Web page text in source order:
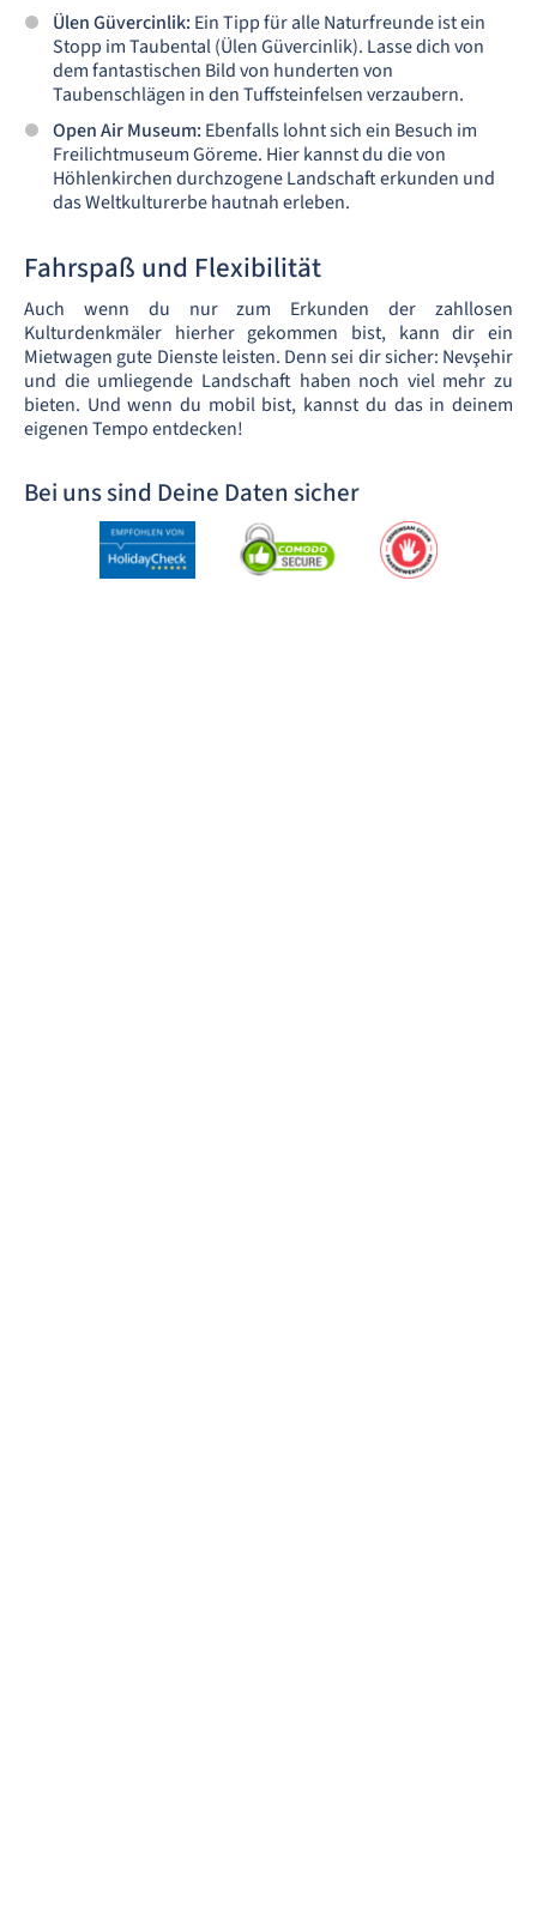
Ülen Güvercinlik: Ein Tipp für alle Naturfreunde ist ein
Stopp im Taubental (Ülen Güvercinlik). Lasse dich von
dem fantastischen Bild von hunderten von
Taubenschlägen in den Tuffsteinfelsen verzaubern.
Open Air Museum: Ebenfalls lohnt sich ein Besuch im
Freilichtmuseum Göreme. Hier kannst du die von
Höhlenkirchen durchzogene Landschaft erkunden und
das Weltkulturerbe hautnah erleben.
Fahrspaß und Flexibilität
Auch wenn du nur zum Erkunden der zahllosen
Kulturdenkmäler hierher gekommen bist, kann dir ein
Mietwagen gute Dienste leisten. Denn sei dir sicher: Nevşehir
und die umliegende Landschaft haben noch viel mehr zu
bieten. Und wenn du mobil bist, kannst du das in deinem
eigenen Tempo entdecken!
Bei uns sind Deine Daten sicher